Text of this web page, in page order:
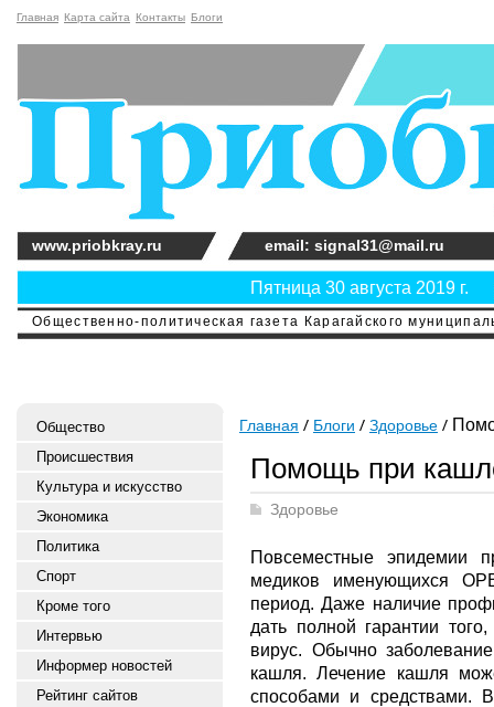
Главная Карта сайта Контакты Блоги
Общественно-политическая газета Карагайского
Пятница 30 августа 2019 г.
www.priobkray.ru email: signal31@mail.ru
Общество
Происшествия
Культура и искусство
Экономика
Политика
Спорт
Кроме того
Интервью
Информер новостей
Рейтинг сайтов
Главная Блоги Здоровье
Помощь при
Здоровье
Повсеместные эпидемии
медиков именующихся
период. Даже наличие
дать полной гарантии
вирус. Обычно
кашля. Лечение кашля
способами и средствами.